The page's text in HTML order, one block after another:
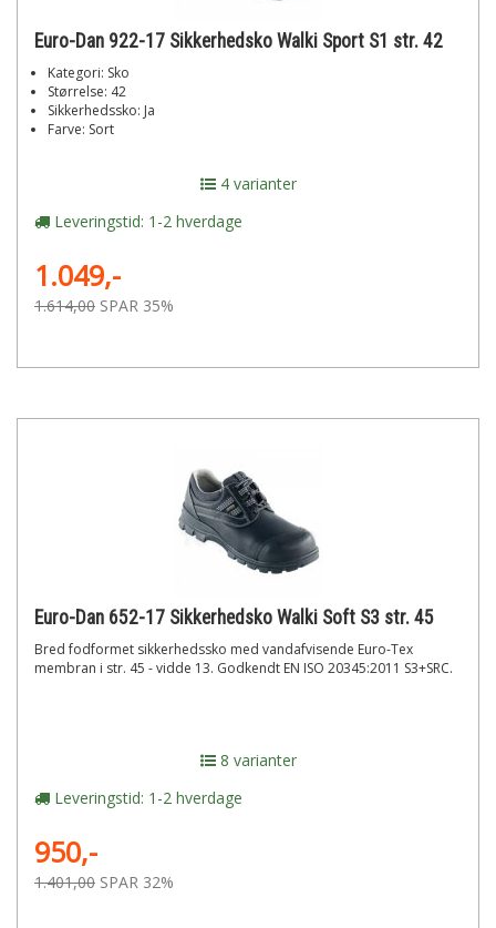
Euro-Dan 922-17 Sikkerhedsko Walki Sport S1 str. 42
Kategori: Sko
Størrelse: 42
Sikkerhedssko: Ja
Farve: Sort
4 varianter
Leveringstid: 1-2 hverdage
1.049,-
1.614,00 SPAR 35%
Euro-Dan 652-17 Sikkerhedsko Walki Soft S3 str. 45
Bred fodformet sikkerhedssko med vandafvisende Euro-Tex
membran i str. 45 - vidde 13. Godkendt EN ISO 20345:2011 S3+SRC.
8 varianter
Leveringstid: 1-2 hverdage
950,-
1.401,00 SPAR 32%